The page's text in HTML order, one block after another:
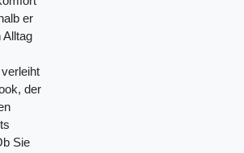
er
Alltag
der
Sie